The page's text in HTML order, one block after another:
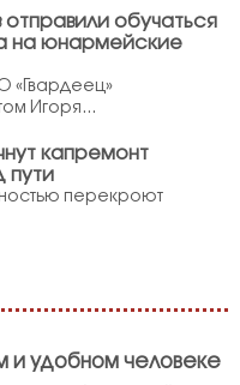
обучаться
на юнармейские
«Гвардеец»
Игоря...
капремонт
пути
перекроют
и удобном человеке